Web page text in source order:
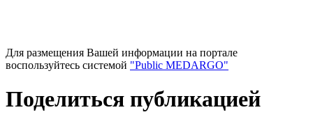
Для размещения Вашей информации на портале
воспользуйтесь системой "Public MEDARGO"
Поделиться публикацией